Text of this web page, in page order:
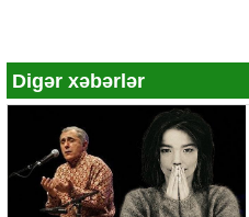
Digər xəbərlər